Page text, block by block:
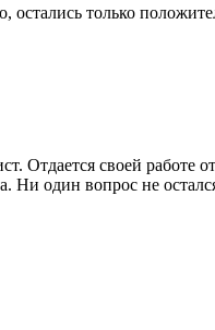
остались только
своей работе
один вопрос не